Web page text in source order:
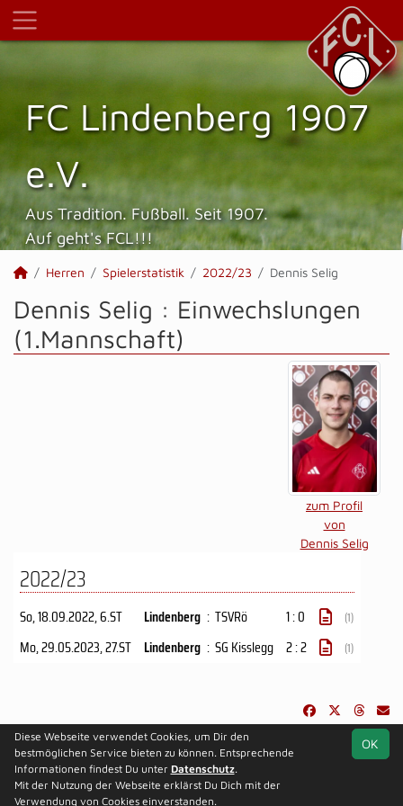
FC Lindenberg 1907
e.V.
Aus Tradition. Fußball. Seit 1907.
Auf geht's FCL!!!
Herren Spielerstatistik 2022/23 Dennis Selig
Dennis Selig : Einwechslungen
(1.Mannschaft)
zum Profil
von
Dennis Selig
2022/23
So, 18.09.2022, 6.ST Lindenberg : TSVRö 1 : 0 (1)
Mo, 29.05.2023, 27.ST Lindenberg : SG Kisslegg 2 : 2 (1)
soccero.de
© 2006 - 2026
Besucherstatistik Kontakt Impressum
OK
Diese Webseite verwendet Cookies, um Dir den
bestmöglichen Service bieten zu können. Entsprechende
Informationen findest Du unter Datenschutz.
Mit der Nutzung der Webseite erklärst Du Dich mit der
Verwendung von Cookies einverstanden.